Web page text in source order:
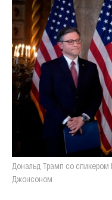
Дональд Трамп со спикером
Джонсоном